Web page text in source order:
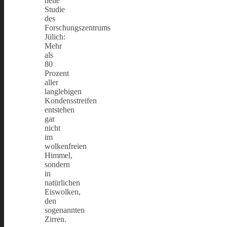
Studie
des
Forschungszentrums
Jülich:
Mehr
als
80
Prozent
aller
langlebigen
Kondensstreifen
entstehen
gar
nicht
im
wolkenfreien
Himmel,
sondern
in
natürlichen
Eiswolken,
den
sogenannten
Zirren.